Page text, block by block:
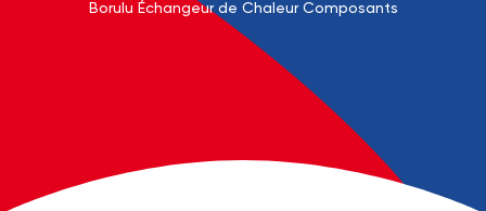
Borulu Échangeur de Chaleur Composants